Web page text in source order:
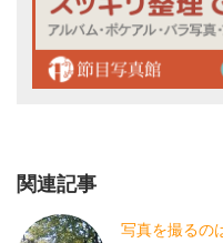
関連記事
写真を撮るの